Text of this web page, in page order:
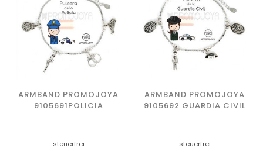
ARMBAND PROMOJOYA
9105691POLICIA
steuerfrei
ARMBAND PROMOJOYA
9105692 GUARDIA CIVIL
steuerfrei